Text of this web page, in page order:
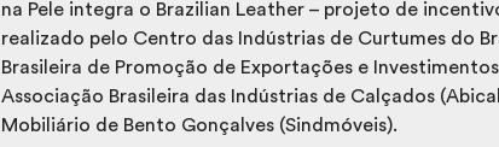
na Pele integra o Brazilian Leather – projeto de
realizado pelo Centro das Indústrias de Curtumes do
Brasileira de Promoção de Exportações e
Associação Brasileira das Indústrias de Calçados
Mobiliário de Bento Gonçalves (Sindmóveis).